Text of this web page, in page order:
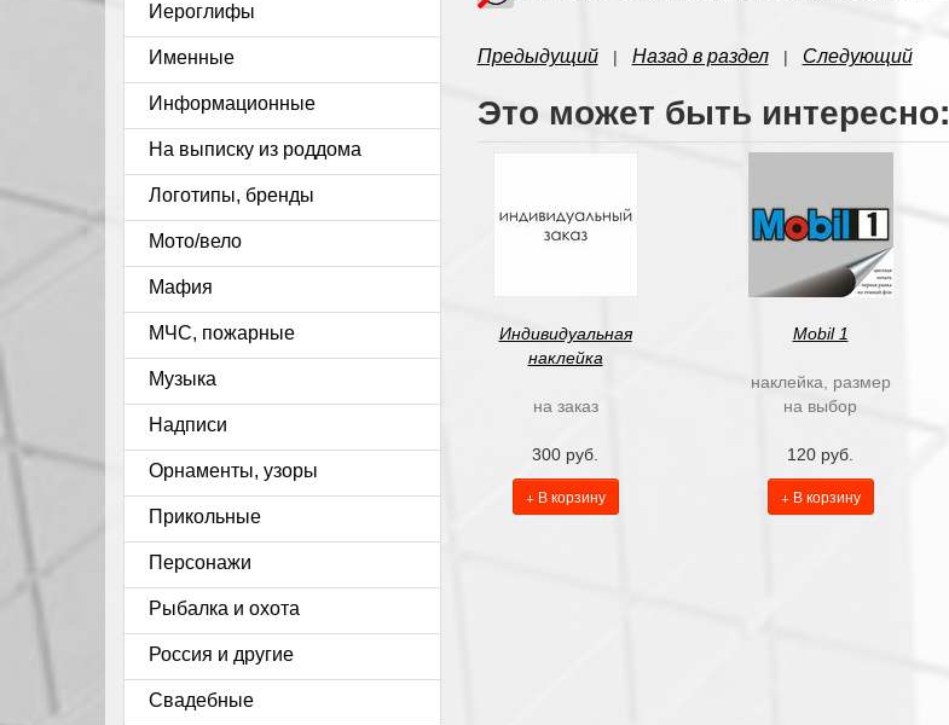
Предыдущий| Назад в раздел| Следующий
Это может быть интересно:
Индивидуальная
наклейка
на заказ
300 руб.
+ В корзину
Mobil 1
наклейка, размер
на выбор
120 руб.
+ В корзину
Иероглифы
Именные
Информационные
На выписку из роддома
Логотипы, бренды
Мото/вело
Мафия
МЧС, пожарные
Музыка
Надписи
Орнаменты, узоры
Прикольные
Персонажи
Рыбалка и охота
Россия и другие
Свадебные